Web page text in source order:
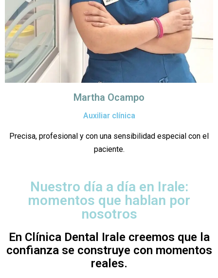
Martha Ocampo
Auxiliar clínica
Precisa, profesional y con una sensibilidad especial con el
paciente.
Nuestro día a día en Irale:
momentos que hablan por
nosotros
En Clínica Dental Irale creemos que la
confianza se construye con momentos
reales.